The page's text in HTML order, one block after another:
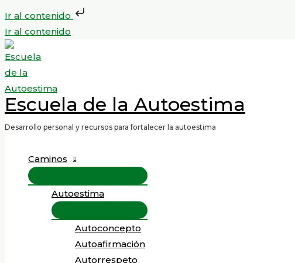
Ir al contenido
Ir al contenido
Escuela de la Autoestima
Desarrollo personal y recursos para fortalecer la autoestima
Caminos
Autoestima
Autoconcepto
Autoafirmación
Autorrespeto